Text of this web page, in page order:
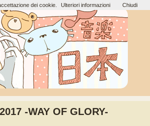
-WAY OF GLORY-
dei cookie. Ulteriori informazioni Chiudi